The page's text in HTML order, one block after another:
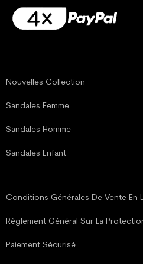
Nouvelles Collection
Sandales Femme
Sandales Homme
Sandales Enfant
Conditions Générales De Vente En
Règlement Général Sur La
Paiement Sécurisé